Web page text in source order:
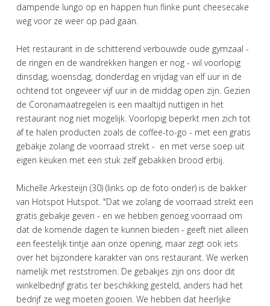
dampende lungo op en happen hun flinke punt cheesecake
weg voor ze weer op pad gaan.
Het restaurant in de schitterend verbouwde oude gymzaal -
de ringen en de wandrekken hangen er nog - wil voorlopig
dinsdag, woensdag, donderdag en vrijdag van elf uur in de
ochtend tot ongeveer vijf uur in de middag open zijn. Gezien
de Coronamaatregelen is een maaltijd nuttigen in het
restaurant nog niet mogelijk. Voorlopig beperkt men zich tot
af te halen producten zoals de coffee-to-go - met een gratis
gebakje zolang de voorraad strekt - en met verse soep uit
eigen keuken met een stuk zelf gebakken brood erbij.
Michelle Arkesteijn (30) (links op de foto onder) is de bakker
van Hotspot Hutspot. "Dat we zolang de voorraad strekt een
gratis gebakje geven - en we hebben genoeg voorraad om
dat de komende dagen te kunnen bieden - geeft niet alleen
een feestelijk tintje aan onze opening, maar zegt ook iets
over het bijzondere karakter van ons restaurant. We werken
namelijk met reststromen. De gebakjes zijn ons door dit
winkelbedrijf gratis ter beschikking gesteld, anders had het
bedrijf ze weg moeten gooien. We hebben dat heerlijke